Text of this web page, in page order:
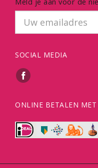
SOCIAL MEDIA
ONLINE BETALEN